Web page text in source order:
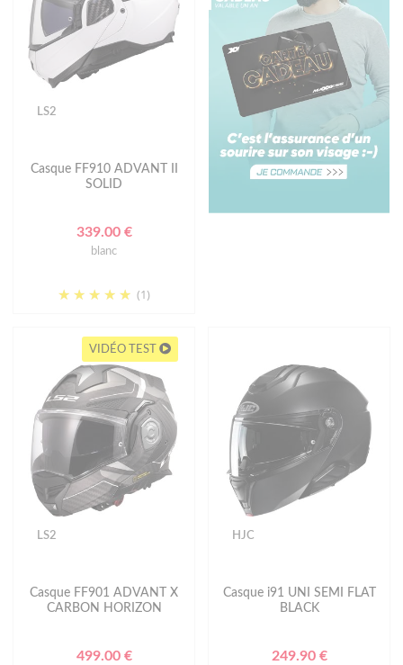
LS2
Casque FF910 ADVANT II
SOLID
339.00 €
blanc
(1)
VIDÉO TEST
LS2
Casque FF901 ADVANT X
CARBON HORIZON
499.00 €
HJC
Casque i91 UNI SEMI FLAT
BLACK
249.90 €